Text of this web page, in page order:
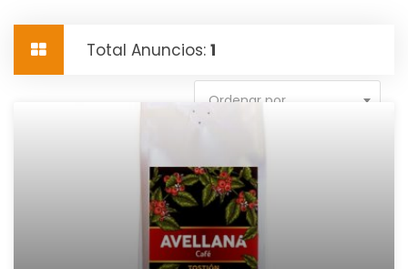
Total Anuncios: 1
Ordenar por